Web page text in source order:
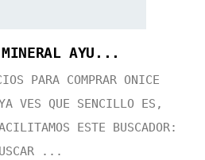
AYU...
PARA COMPRAR ONICE
VES QUE SENCILLO ES,
ESTE BUSCADOR:
...